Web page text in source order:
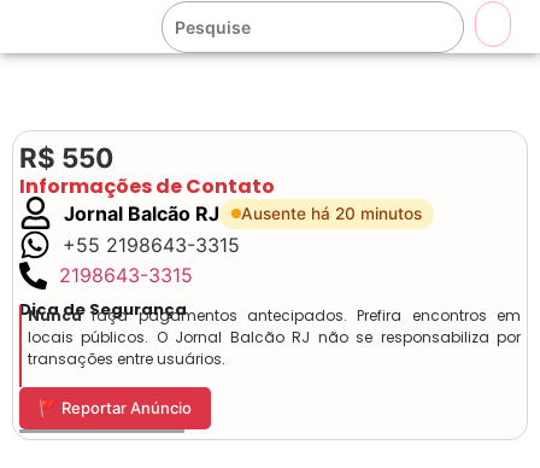
R$ 550
Informações de Contato
Jornal Balcão RJ Ausente há 20 minutos
+55 2198643-3315
2198643-3315
Dica de Segurança
Nuncafaça pagamentos antecipados. Prefira encontros em
locais públicos. O Jornal Balcão RJ não se responsabiliza por
transações entre usuários.
🚩 Reportar Anúncio